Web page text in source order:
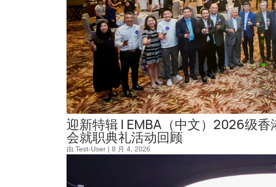
迎新特辑 | EMBA（中文）2026级
会就职典礼活动回顾
由Test-User |8 月 4, 2026